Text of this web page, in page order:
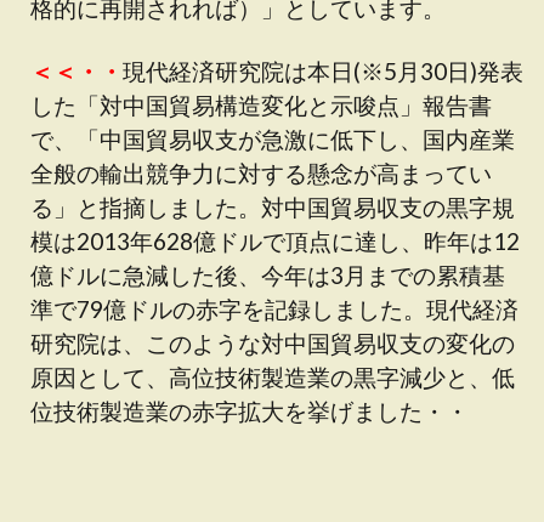
格的に再開されれば）」としています。
＜＜・・ 現代経済研究院は本日(※5月30日)発表
した「対中国貿易構造変化と示唆点」報告書
で、「中国貿易収支が急激に低下し、国内産業
全般の輸出競争力に対する懸念が高まってい
る」と指摘しました。対中国貿易収支の黒字規
模は2013年628億ドルで頂点に達し、昨年は12
億ドルに急減した後、今年は3月までの累積基
準で79億ドルの赤字を記録しました。現代経済
研究院は、このような対中国貿易収支の変化の
原因として、高位技術製造業の黒字減少と、低
位技術製造業の赤字拡大を挙げました・・